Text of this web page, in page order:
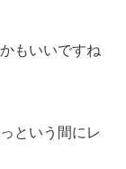
もいいですね
という間にレ